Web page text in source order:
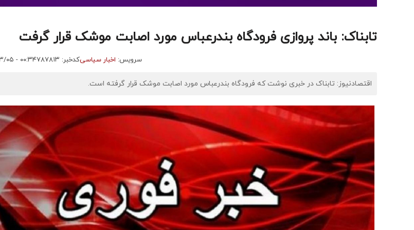
تابناک: باند پروازی فرودگاه بندرعباس مورد اصابت موشک قرار گرفت
سرویس: اخبار سیاسیکدخبر: ۷۸۷۸۱۳ ۱۴۰۵/۰۳/۰۵
اقتصادنیوز: تابناک در خبری نوشت که فرودگاه بندرعباس مورد اصابت موشک قرار گرفته است.